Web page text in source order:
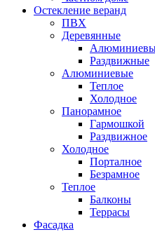
Остекление веранд
ПВХ
Деревянные
Раздвижные
Алюминиевые
Теплое
Холодное
Панорамное
Гармошкой
Раздвижное
Холодное
Порталное
Безрамное
Теплое
Балконы
Террасы
Фасадка